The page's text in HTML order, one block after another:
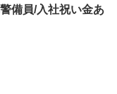
備員/入社祝い金あ